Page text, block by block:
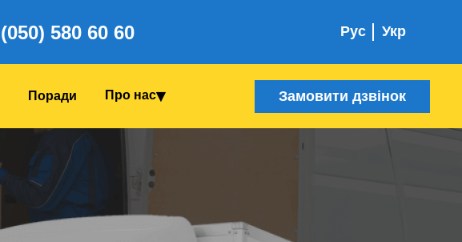
(050) 580 60 60 Рус Укр
Поради Про нас Замовити дзвінок